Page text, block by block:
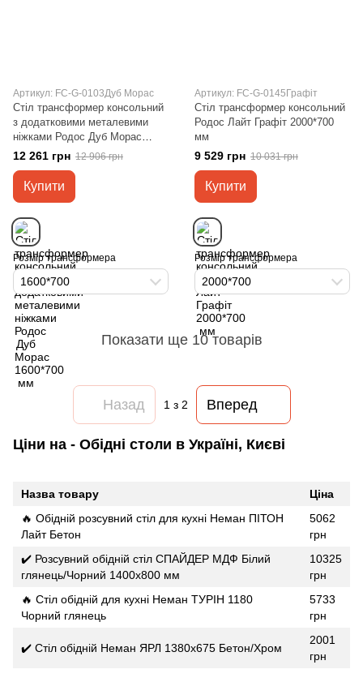
Артикул: FC-G-0103Дуб Морас
Стіл трансформер консольний
з додатковими металевими
ніжками Родос Дуб Морас
1600*700 мм
12 261 грн 12 906 грн
Купити
Розмір трансформера
1600*700
Артикул: FC-G-0145Графіт
Стіл трансформер консольний
Родос Лайт Графіт 2000*700
мм
9 529 грн 10 031 грн
Купити
Розмір трансформера
2000*700
Показати ще 10 товарів
Назад 1 з 2 Вперед
Ціни на - Обідні столи в Україні, Києві
Назва товару
Ціна
🔥 Обідній розсувний стіл для кухні Неман ПІТОН
Лайт Бетон
5062
грн
✔️ Розсувний обідній стіл СПАЙДЕР МДФ Білий
глянець/Чорний 1400x800 мм
10325
грн
🔥 Стіл обідній для кухні Неман ТУРІН 1180
Чорний глянець
5733
грн
✔️ Стіл обідній Неман ЯРЛ 1380х675 Бетон/Хром
2001
грн